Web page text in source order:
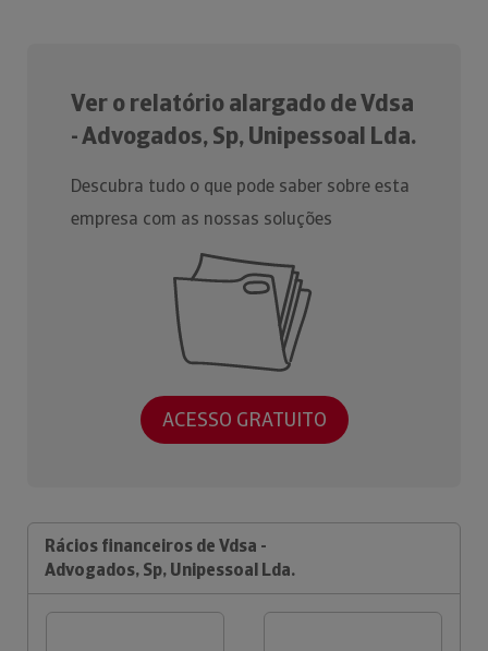
Ver o relatório alargado de Vdsa
- Advogados, Sp, Unipessoal Lda.
Descubra tudo o que pode saber sobre esta
empresa com as nossas soluções
ACESSO GRATUITO
Rácios financeiros de Vdsa -
Advogados, Sp, Unipessoal Lda.